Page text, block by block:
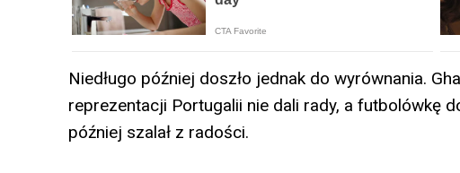
Niedługo później doszło jednak do wyrównania.
reprezentacji Portugalii nie dali rady, a futbolówkę
później szalał z radości.